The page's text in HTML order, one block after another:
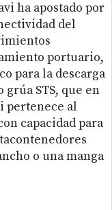
ha apostado por
del
portuario,
para la descarga
STS, que en
pertenece al
capacidad para
o una manga